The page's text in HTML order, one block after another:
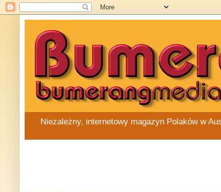
Niezależny, internetowy magazyn Polaków w